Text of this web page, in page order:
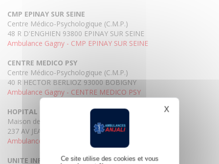
CMP EPINAY SUR SEINE
Centre Médico-Psychologique (C.M.P.)
48 R D'ENGHIEN 93800 EPINAY SUR SEINE
Ambulance Gagny - CMP EPINAY SUR SEINE
CENTRE MEDICO PSY
Centre Médico-Psychologique (C.M.P.)
40 R HECTOR BERLIOZ 93000 BOBIGNY
Ambulance Gagny - CENTRE MEDICO PSY
HOPITAL DE JOUR SALNEUVE
Maison de Santé pour Maladies Mentales
237 AV JEAN JAURES 93300 AUBERVILLIERS
Ambulance Gagny - HOPITAL DE JOUR SALNEUVE
UNITE INFANTO JUV 92I03 MONTREUIL
Ce site utilise des cookies et vous
X